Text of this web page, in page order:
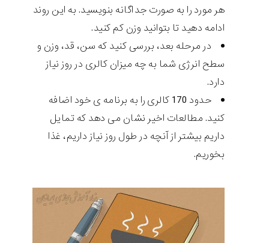
هر مورد را به صورت جداگانه بنویسید. به این روند
ادامه دهید تا بتوانید وزن کم کنید.
در مرحله بعد، بررسی کنید که سن، قد، وزن و
سطح انرژی شما به چه میزان کالری در روز نیاز
دارد.
حدود 170 کالری را به برنامه ی خود اضافه
کنید. مطالعات اخیر نشان می دهد که تمایل
داریم بیشتر از آنچه در طول روز نیاز داریم، غذا
بخوریم.